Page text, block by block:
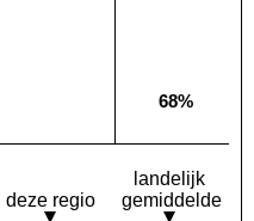
Deze opleiding:
Geen waarde bekendLandelijk
68%
deze regio
landelijk
gemiddelde